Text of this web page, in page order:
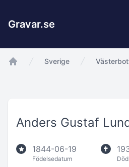
Gravar.se
Sverige
Anders Gustaf
1844-06-19
Födelsedatum